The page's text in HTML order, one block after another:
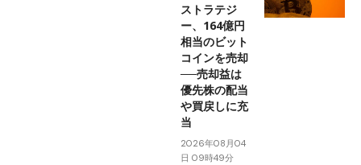
ストラテジ
ー、164億円
相当のビット
コインを売却
──売却益は
優先株の配当
や買戻しに充
当
2026年08月04
日 09時49分